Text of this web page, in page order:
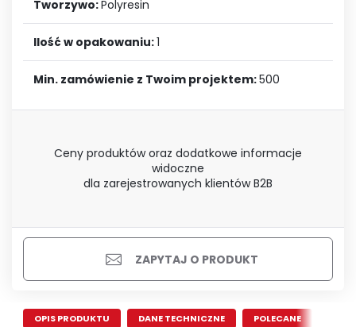
Tworzywo:Polyresin
Ilość w opakowaniu:1
Min. zamówienie z Twoim projektem:500
Ceny produktów oraz dodatkowe informacje
widoczne
dla zarejestrowanych klientów B2B
ZAPYTAJ O PRODUKT
OPIS PRODUKTU DANE TECHNICZNE POLECANE